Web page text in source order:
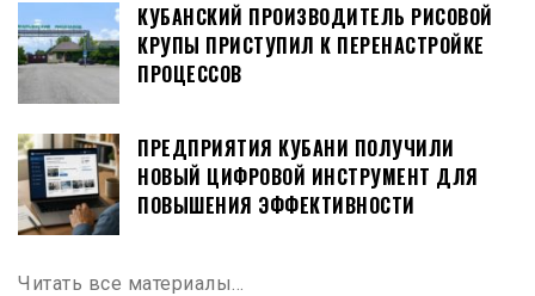
КУБАНСКИЙ ПРОИЗВОДИТЕЛЬ РИСОВОЙ
КРУПЫ ПРИСТУПИЛ К ПЕРЕНАСТРОЙКЕ
ПРОЦЕССОВ
ПРЕДПРИЯТИЯ КУБАНИ ПОЛУЧИЛИ
НОВЫЙ ЦИФРОВОЙ ИНСТРУМЕНТ ДЛЯ
ПОВЫШЕНИЯ ЭФФЕКТИВНОСТИ
Читать все материалы…